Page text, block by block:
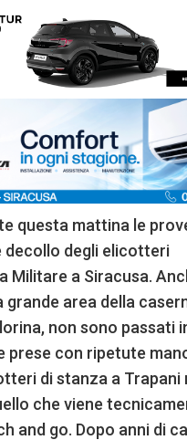
questa mattina le
decollo degli elicotteri
Militare a Siracusa.
grande area della
non sono passati
prese con ripetute
di stanza a Trapani
che viene
and go. Dopo anni di